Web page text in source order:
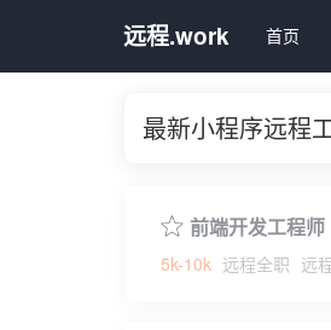
远程.work 首页
最新小程序远程
前端开发工程师
5k-10k 远程全职 远